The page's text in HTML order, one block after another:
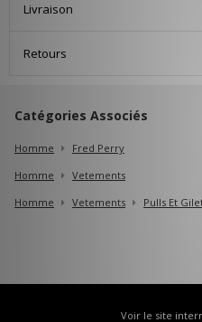
Livraison
Retours
Catégories Associés
Homme
Fred Perry
Homme
Vetements
Homme
Vetements Pulls Et
Voir le site